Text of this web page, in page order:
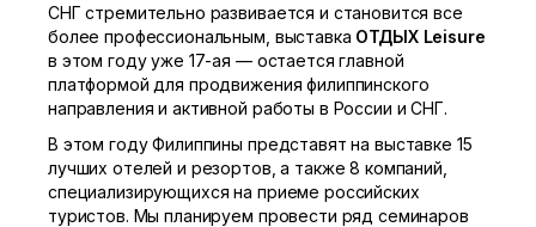
СНГ стремительно развивается и становится все
более профессиональным, выставка ОТДЫХ Leisure
в этом году уже 17-ая — остается главной
платформой для продвижения филиппинского
направления и активной работы в России и СНГ.
В этом году Филиппины представят на выставке 15
лучших отелей и резортов, а также 8 компаний,
специализирующихся на приеме российских
туристов. Мы планируем провести ряд семинаров